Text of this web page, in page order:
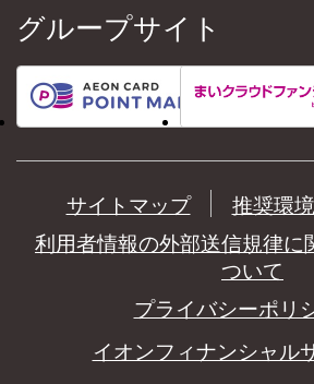
グループサイト
サイトマップ 推奨環境
利用者情報の外部送信規律に
ついて
プライバシーポリ
イオンフィナンシャル